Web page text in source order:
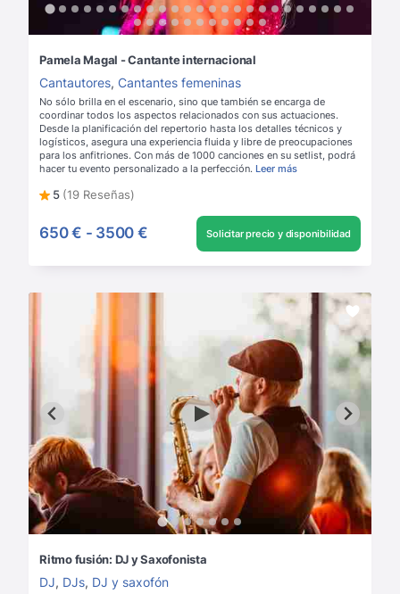
Pamela Magal - Cantante internacional
Cantautores, Cantantes femeninas
No sólo brilla en el escenario, sino que también se encarga de
coordinar todos los aspectos relacionados con sus actuaciones.
Desde la planificación del repertorio hasta los detalles técnicos y
logísticos, asegura una experiencia fluida y libre de preocupaciones
para los anfitriones. Con más de 1000 canciones en su setlist, podrá
hacer tu evento personalizado a la perfección. Leer más
5 (19 Reseñas)
650 € - 3500 € Solicitar precio y disponibilidad
Ritmo fusión: DJ y Saxofonista
DJ, DJs, DJ y saxofón